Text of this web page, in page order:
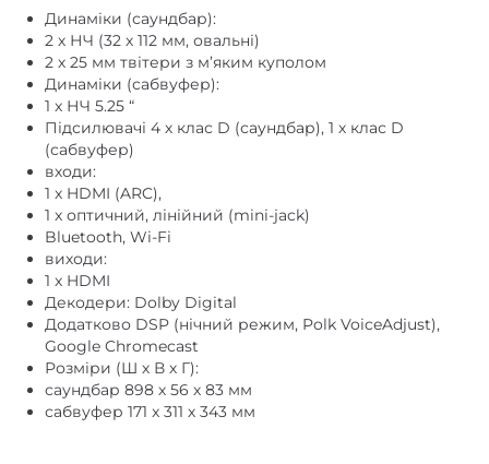
Регулювання високих
частот
Регулювання низьких
частот
HDMI
RCA
XLR немає
Цифровий оптичний
Цифровий коаксіальний
Установка
Підвісна,підлогова,
Фазоінвертор в сабвуфері
2 х НЧ (32 х 112 мм, овальні)
2 х 25 мм твітери з м’яким куполом
Динаміки (сабвуфер):
1 x НЧ 5.25 “
Підсилювачі 4 х клас D (саундбар), 1 х клас D
(сабвуфер)
входи:
1 x HDMI (ARC),
1 x оптичний, лінійний (mini-jack)
Bluetooth, Wi-Fi
виходи:
1 x HDMI
Декодери: Dolby Digital
Додатково DSP (нічний режим, Polk VoiceAdjust),
Google Chromecast
Розміри (Ш х В х Г):
саундбар 898 х 56 х 83 мм
сабвуфер 171 x 311 х 343 мм